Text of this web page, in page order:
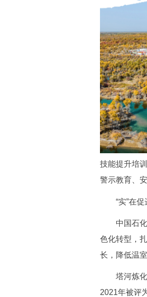
技能提升培
警示教育、
“实”在促
中国石化驻
色化转型，
长，降低温
塔河炼化积
2021年被评